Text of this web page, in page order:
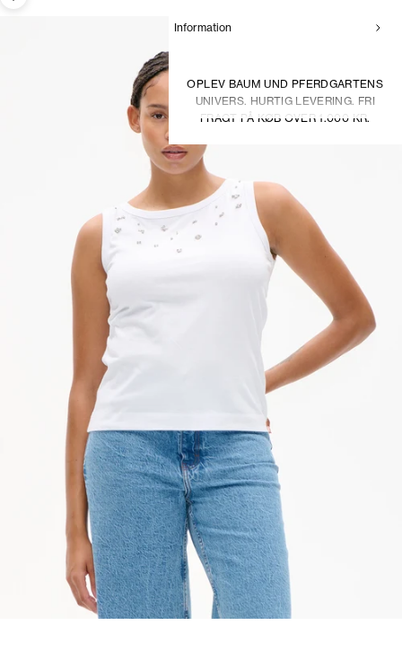
Information
OPLEV BAUM UND PFERDGARTENS
UNIVERS. HURTIG LEVERING. FRI
FRAGT PÅ KØB OVER 1.000 KR.
Zoom